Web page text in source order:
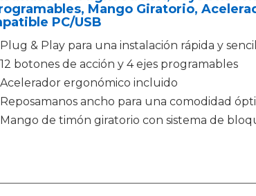
Mango Giratorio,
PC/USB
Plug & Play para una instalación rápida y
12 botones de acción y 4 ejes programables
Acelerador ergonómico incluido
Reposamanos ancho para una comodidad
Mango de timón giratorio con sistema de